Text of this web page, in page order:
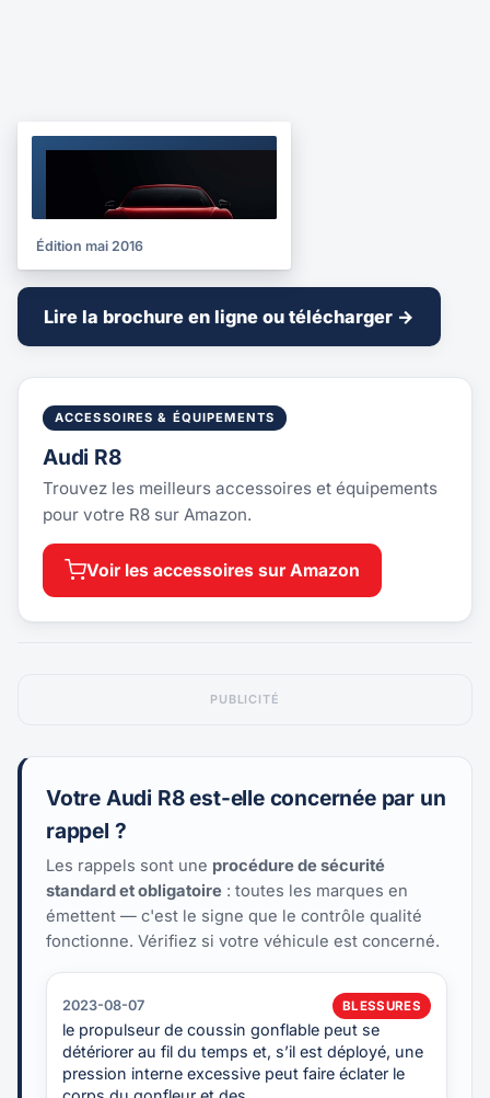
2016
Édition mai 2016
Lire la brochure en ligne ou télécharger →
ACCESSOIRES & ÉQUIPEMENTS
Audi R8
Trouvez les meilleurs accessoires et équipements
pour votre R8 sur Amazon.
Voir les accessoires sur Amazon
PUBLICITÉ
Votre Audi R8 est-elle concernée par un
rappel ?
Les rappels sont une procédure de sécurité
standard et obligatoire : toutes les marques en
émettent — c'est le signe que le contrôle qualité
fonctionne. Vérifiez si votre véhicule est concerné.
2023-08-07 BLESSURES
le propulseur de coussin gonflable peut se
détériorer au fil du temps et, s’il est déployé, une
pression interne excessive peut faire éclater le